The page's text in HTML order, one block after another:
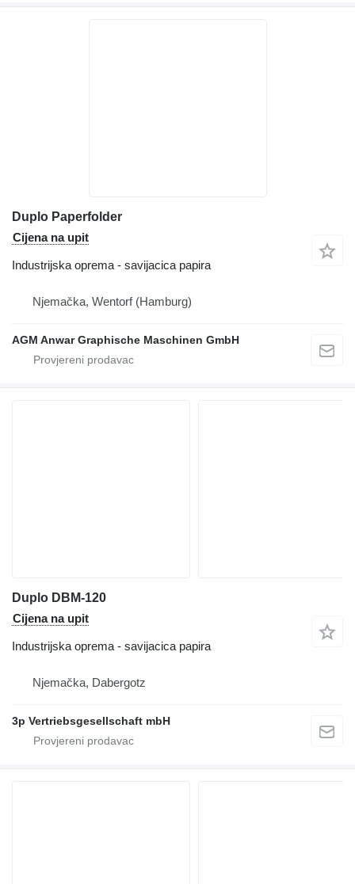
Duplo Paperfolder
Cijena na upit
Industrijska oprema - savijacica papira
Njemačka, Wentorf (Hamburg)
AGM Anwar Graphische Maschinen GmbH
Duplo DBM-120
Cijena na upit
Industrijska oprema - savijacica papira
Njemačka, Dabergotz
3p Vertriebsgesellschaft mbH